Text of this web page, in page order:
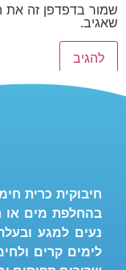
שמור בדפדפן זה את
שאגיב.
חיבוקית כרית
בהחלפת מים או
נעים למגע
לימים קרים